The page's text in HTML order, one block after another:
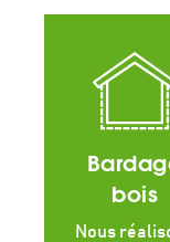
bois
Nous